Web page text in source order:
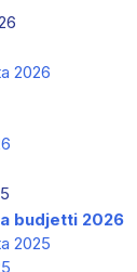
2026
budjetti 2026
2025